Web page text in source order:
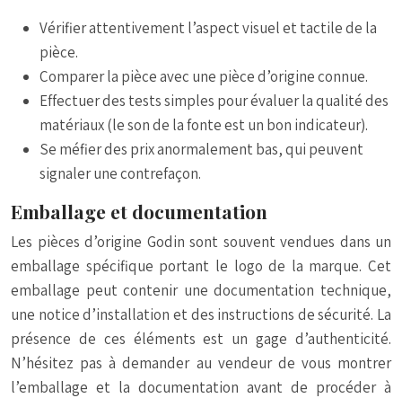
Vérifier attentivement l’aspect visuel et tactile de la
pièce.
Comparer la pièce avec une pièce d’origine connue.
Effectuer des tests simples pour évaluer la qualité des
matériaux (le son de la fonte est un bon indicateur).
Se méfier des prix anormalement bas, qui peuvent
signaler une contrefaçon.
Emballage et documentation
Les pièces d’origine Godin sont souvent vendues dans un
emballage spécifique portant le logo de la marque. Cet
emballage peut contenir une documentation technique,
une notice d’installation et des instructions de sécurité. La
présence de ces éléments est un gage d’authenticité.
N’hésitez pas à demander au vendeur de vous montrer
l’emballage et la documentation avant de procéder à